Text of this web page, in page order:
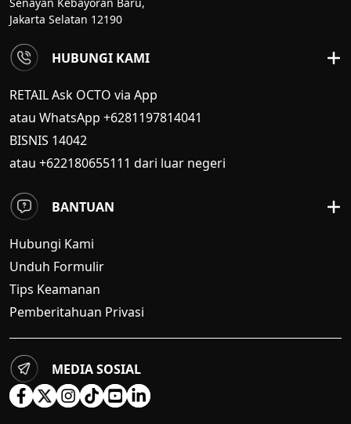
Jakarta Selatan 12190
HUBUNGI KAMI
RETAIL Ask OCTO via App
atau WhatsApp +6281197814041
BISNIS 14042
atau +622180655111 dari luar negeri
BANTUAN
Hubungi Kami
Unduh Formulir
Tips Keamanan
Pemberitahuan Privasi
MEDIA SOSIAL